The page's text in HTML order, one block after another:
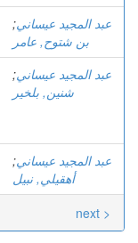
عبد المجيد عيساني;
بن شتوح, عامر
عبد المجيد عيساني;
شنين, بلخير
عبد المجيد عيساني;
أهقيلي, نبيل
next >